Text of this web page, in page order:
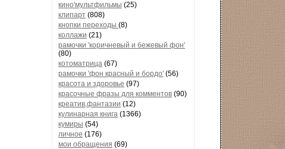
кино'мультфильмы (25)
клипарт (808)
кнопки переходы (8)
коллажи (21)
рамочки 'коричневый и бежевый фон'
(80)
котоматрица (67)
рамочки 'фон красный и бордо' (56)
красота и здоровье (97)
красочные фразы для комментов (90)
креатив,фантазии (12)
кулинарная книга (1366)
кумиры (54)
личное (176)
мои обращения (69)